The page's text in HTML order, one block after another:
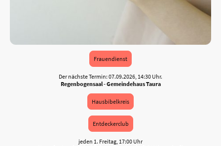
Frauendienst
Der nächste Termin: 07.09.2026, 14:30 Uhr.
Regenbogensaal - Gemeindehaus Taura
Hausbibelkreis
Entdeckerclub
jeden 1. Freitag, 17:00 Uhr